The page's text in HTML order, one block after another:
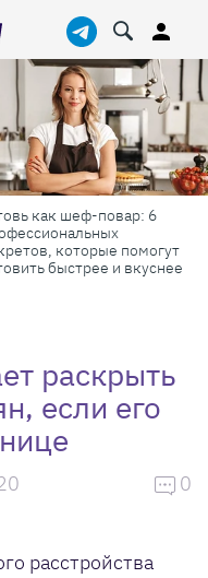
как шеф-повар: 6
которые помогут
быстрее и вкуснее
раскрыть
если его
0
расстройства